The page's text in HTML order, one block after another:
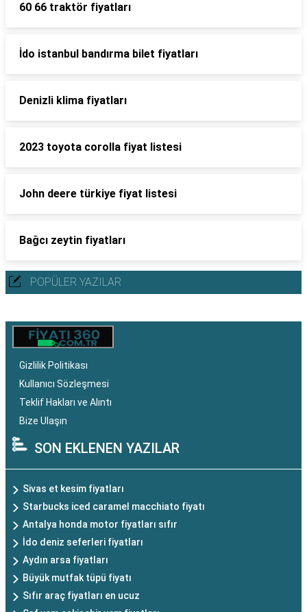
60 66 traktör fiyatları
İdo istanbul bandırma bilet fiyatları
Denizli klima fiyatları
2023 toyota corolla fiyat listesi
John deere türkiye fiyat listesi
Bağcı zeytin fiyatları
POPÜLER YAZILAR
Gizlilik Politikası
Kullanıcı Sözleşmesi
Teklif Hakları ve Alıntı
Bize Ulaşın
SON EKLENEN YAZILAR
Sivas et kesim fiyatları
Starbucks iced caramel macchiato fiyatı
Antalya honda motor fiyatları sıfır
İdo deniz seferleri fiyatları
Aydın arsa fiyatları
Büyük mutfak tüpü fiyatı
Sıfır araç fiyatları en ucuz